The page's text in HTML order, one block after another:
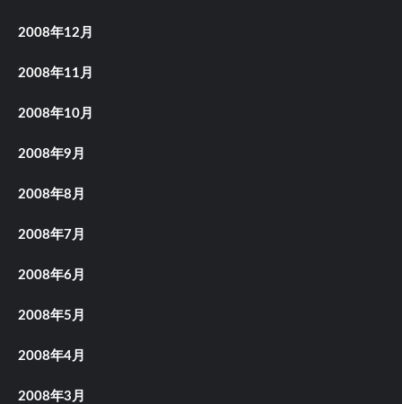
2008年12月
2008年11月
2008年10月
2008年9月
2008年8月
2008年7月
2008年6月
2008年5月
2008年4月
2008年3月